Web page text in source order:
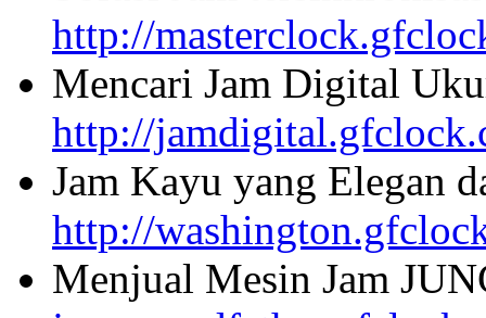
http://
Mencari Jam Digital
http://
Jam Kayu yang Elegan
http://
Menjual Mesin Jam